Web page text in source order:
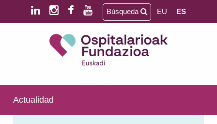
Saltar al contenido principal
Saltar al pie de página
SALUD MENTAL | DISCAPACIDAD INTELECTUAL | NEURORREHABILITACIÓN Y DAÑO CEREBRAL | PERSONA MAYOR
Búsqueda EU ES
Actualidad